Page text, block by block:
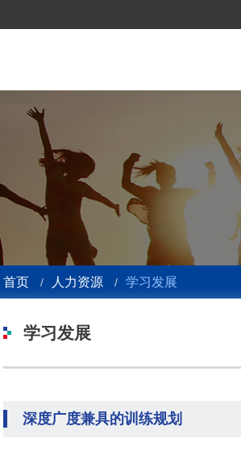
首页 人力资源 学习发展
学习发展
深度广度兼具的训练规划